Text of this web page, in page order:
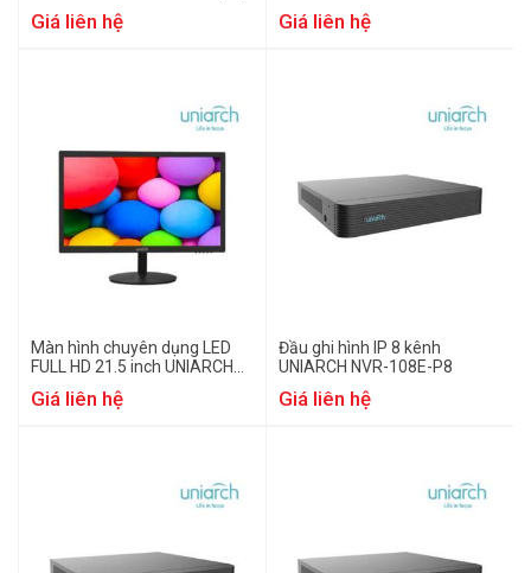
Giá liên hệ Giá liên hệ
Màn hình chuyên dụng LED
FULL HD 21.5 inch UNIARCH
Giá liên hệ
Đầu ghi hình IP 8 kênh
UNIARCH NVR-108E-P8
Giá liên hệ